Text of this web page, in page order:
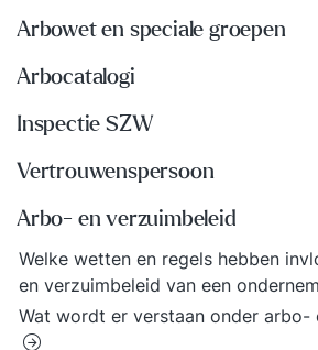
Arbowet en speciale groepen
Arbocatalogi
Inspectie SZW
Vertrouwenspersoon
Arbo- en verzuimbeleid
Welke wetten en regels hebben
en verzuimbeleid van een
Wat wordt er verstaan onder arbo-